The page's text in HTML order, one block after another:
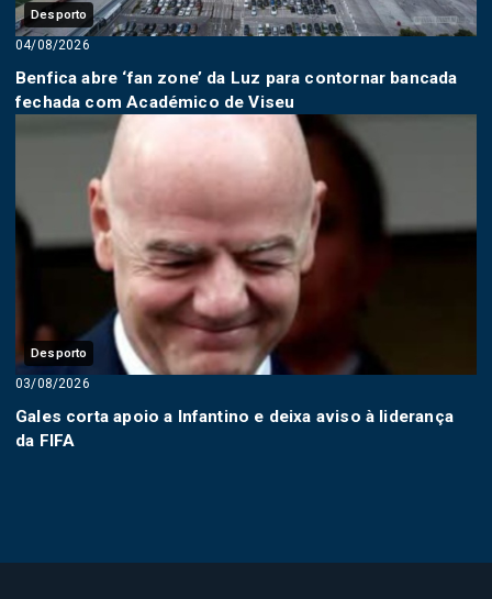
Desporto
04/08/2026
Benfica abre ‘fan zone’ da Luz para contornar bancada
fechada com Académico de Viseu
Desporto
03/08/2026
Gales corta apoio a Infantino e deixa aviso à liderança
da FIFA